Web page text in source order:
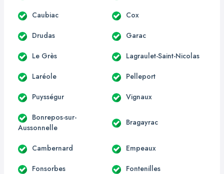
Caubiac Cox
Drudas Garac
Le Grès Lagraulet-Saint-Nicolas
Laréole Pelleport
Puysségur Vignaux
Bonrepos-sur-
Aussonnelle
Bragayrac
Cambernard Empeaux
Fonsorbes Fontenilles